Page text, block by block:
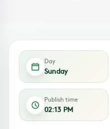
Day
Sunday
Publish time
02:13 PM